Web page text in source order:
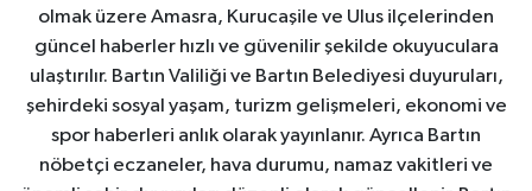
olmak üzere Amasra, Kurucaşile ve Ulus ilçelerinden
güncel haberler hızlı ve güvenilir şekilde okuyuculara
ulaştırılır. Bartın Valiliği ve Bartın Belediyesi duyuruları,
şehirdeki sosyal yaşam, turizm gelişmeleri, ekonomi ve
spor haberleri anlık olarak yayınlanır. Ayrıca Bartın
nöbetçi eczaneler, hava durumu, namaz vakitleri ve